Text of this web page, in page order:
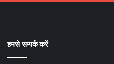
हमसे सम्पर्क करें